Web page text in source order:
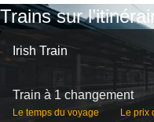
Trains sur
Irish Train
Train à 1 changement
Le temps du voyage Le prix